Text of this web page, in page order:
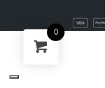
0